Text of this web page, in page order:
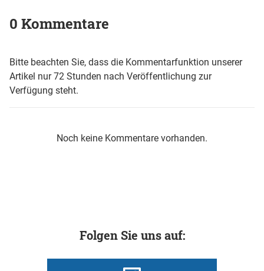
0 Kommentare
Bitte beachten Sie, dass die Kommentarfunktion unserer
Artikel nur 72 Stunden nach Veröffentlichung zur
Verfügung steht.
Noch keine Kommentare vorhanden.
Folgen Sie uns auf: